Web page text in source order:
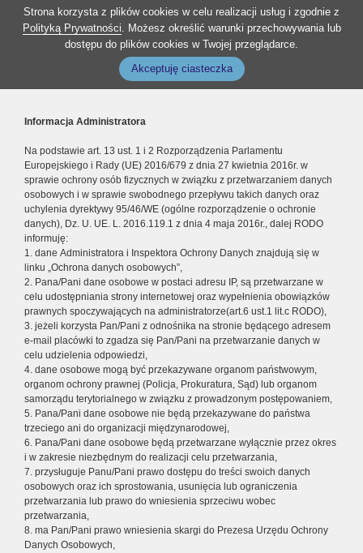
Strona korzysta z plików cookies w celu realizacji usług i zgodnie z
Polityką Prywatności. Możesz określić warunki przechowywania lub
dostępu do plików cookies w Twojej przeglądarce.
Akceptuję ciasteczka
Informacja Administratora
Na podstawie art. 13 ust. 1 i 2 Rozporządzenia Parlamentu
Europejskiego i Rady (UE) 2016/679 z dnia 27 kwietnia 2016r. w
sprawie ochrony osób fizycznych w związku z przetwarzaniem danych
osobowych i w sprawie swobodnego przepływu takich danych oraz
uchylenia dyrektywy 95/46/WE (ogólne rozporządzenie o ochronie
danych), Dz. U. UE. L. 2016.119.1 z dnia 4 maja 2016r., dalej RODO
informuję:
1. dane Administratora i Inspektora Ochrony Danych znajdują się w
linku „Ochrona danych osobowych”,
2. Pana/Pani dane osobowe w postaci adresu IP, są przetwarzane w
celu udostępniania strony internetowej oraz wypełnienia obowiązków
prawnych spoczywających na administratorze(art.6 ust.1 lit.c RODO),
3. jeżeli korzysta Pan/Pani z odnośnika na stronie będącego adresem
e-mail placówki to zgadza się Pan/Pani na przetwarzanie danych w
celu udzielenia odpowiedzi,
4. dane osobowe mogą być przekazywane organom państwowym,
organom ochrony prawnej (Policja, Prokuratura, Sąd) lub organom
samorządu terytorialnego w związku z prowadzonym postępowaniem,
5. Pana/Pani dane osobowe nie będą przekazywane do państwa
trzeciego ani do organizacji międzynarodowej,
6. Pana/Pani dane osobowe będą przetwarzane wyłącznie przez okres
i w zakresie niezbędnym do realizacji celu przetwarzania,
7. przysługuje Panu/Pani prawo dostępu do treści swoich danych
osobowych oraz ich sprostowania, usunięcia lub ograniczenia
przetwarzania lub prawo do wniesienia sprzeciwu wobec
przetwarzania,
8. ma Pan/Pani prawo wniesienia skargi do Prezesa Urzędu Ochrony
Danych Osobowych,